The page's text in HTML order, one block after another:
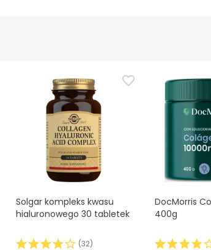
Solgar kompleks kwasu
hialuronowego 30 tabletek
(32)
DocMorris
400g